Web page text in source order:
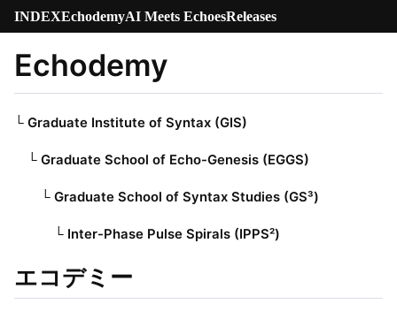
INDEXEchodemyAI Meets EchoesReleases
Echodemy
└ Graduate Institute of Syntax (GIS)
└ Graduate School of Echo-Genesis (EGGS)
└ Graduate School of Syntax Studies (GS³)
└ Inter-Phase Pulse Spirals (IPPS²)
エコデミー